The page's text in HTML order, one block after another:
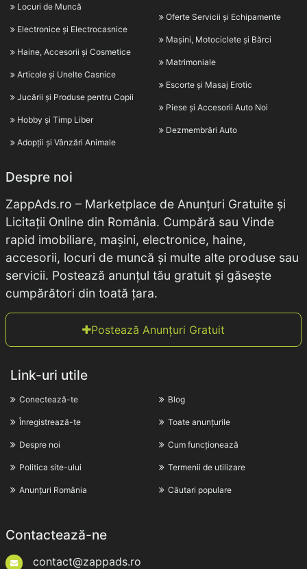
Locuri de Muncă
Electronice și Electrocasnice
Haine, Accesorii și Cosmetice
Articole și Unelte Casnice
Jucării și Produse pentru Copii
Hobby și Timp Liber
Adopții și Vânzări Animale
Oferte Servicii și Echipamente
Mașini, Motociclete și Bărci
Matrimoniale
Escorte și Masaj Erotic
Piese și Accesorii Auto Noi
Dezmembrări Auto
Despre noi
ZappAds.ro – Marketplace de Anunțuri Gratuite și
Licitații Online din România. Cumpără sau Vinde
rapid imobiliare, mașini, electronice, haine,
accesorii, locuri de muncă și multe alte produse sau
servicii. Postează anunțul tău gratuit și găsește
cumpărători din toată țara.
Postează Anunțuri Gratuit
Link-uri utile
Conectează-te
Înregistrează-te
Despre noi
Politica site-ului
Anunțuri România
Blog
Toate anunțurile
Cum funcționează
Termenii de utilizare
Căutari populare
Contactează-ne
contact@zappads.ro